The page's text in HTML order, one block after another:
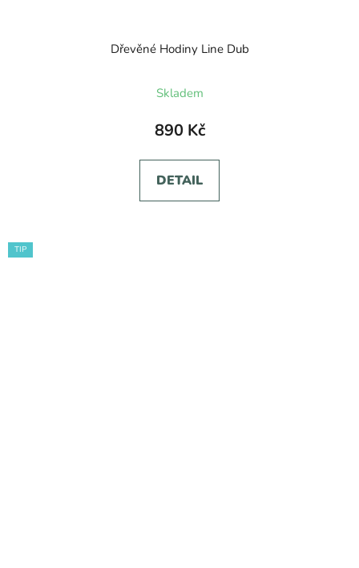
Dřevěné Hodiny Line Dub
hodnocení
produktu
je
5,0
z
5
Skladem
890 Kč
DETAIL
TIP